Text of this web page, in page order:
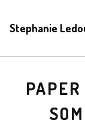
Stephanie